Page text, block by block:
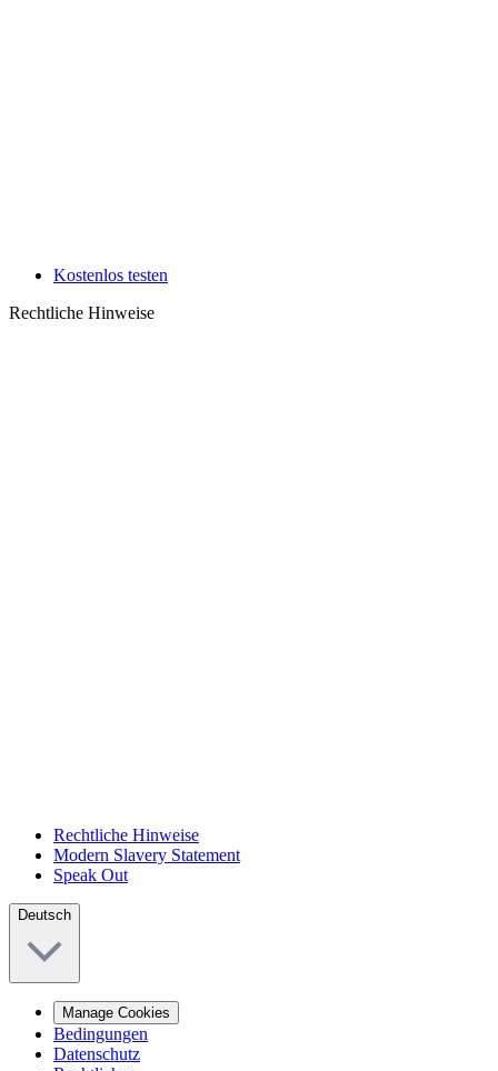
Kostenlos testen
Rechtliche Hinweise
Rechtliche Hinweise
Modern Slavery Statement
Speak Out
Deutsch
Manage Cookies
Bedingungen
Datenschutz